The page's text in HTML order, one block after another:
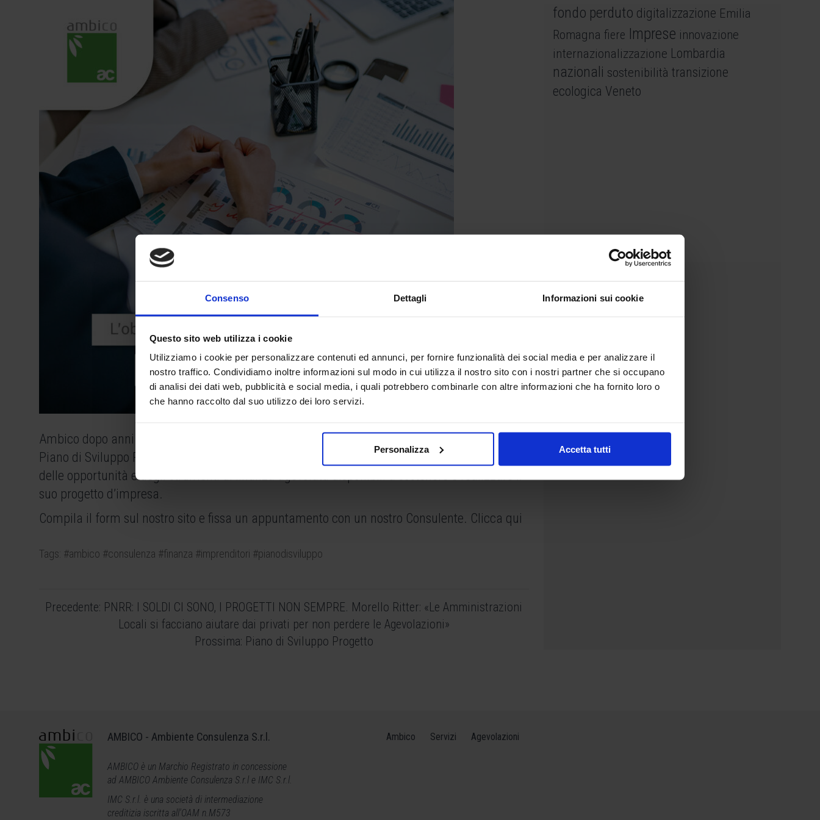
Consenso Dettagli Informazioni sui cookie
Questo sito web utilizza i cookie
Utilizziamo i cookie per personalizzare contenuti ed annunci, per fornire funzionalità dei social media e per analizzare il
nostro traffico. Condividiamo inoltre informazioni sul modo in cui utilizza il nostro sito con i nostri partner che si occupano
di analisi dei dati web, pubblicità e social media, i quali potrebbero combinarle con altre informazioni che ha fornito loro o
che hanno raccolto dal suo utilizzo dei loro servizi.
Personalizza Accetta tutti
Ambico dopo anni di esperienza al fianco degli imprenditori, titolari d’impresa, ha creato il
Piano di Sviluppo Progetto, il cui obiettivo è quello di affiancare l’imprenditore nella ricerca
delle opportunità e degli strumenti di finanza agevolata disponibili a sostenere e realizzare il
suo progetto d’impresa.
Compila il form sul nostro sito e fissa un appuntamento con un nostro Consulente. Clicca qui
Tags: #ambico #consulenza #finanza #imprenditori #pianodisviluppo
Navigazione
Precedente: PNRR: I SOLDI CI SONO, I PROGETTI NON SEMPRE. Morello Ritter: «Le Amministrazioni
Locali si facciano aiutare dai privati per non perdere le Agevolazioni»
Prossima: Piano di Sviluppo Progetto
fondo perduto digitalizzazione Emilia
Romagna fiere Imprese innovazione
internazionalizzazione Lombardia
nazionali sostenibilità transizione
ecologica Veneto
AMBICO - Ambiente Consulenza S.r.l.
AMBICO è un Marchio Registrato in concessione
ad AMBICO Ambiente Consulenza S.r.l e IMC S.r.l.
IMC S.r.l. è una società di intermediazione
creditizia iscritta all'OAM n.M573
Ambico Servizi Agevolazioni